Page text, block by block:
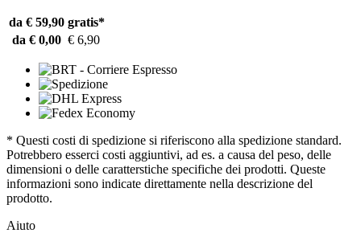
da € 59,90 gratis*
da € 0,00 € 6,90
* Questi costi di spedizione si riferiscono alla spedizione standard.
Potrebbero esserci costi aggiuntivi, ad es. a causa del peso, delle
dimensioni o delle caratterstiche specifiche dei prodotti. Queste
informazioni sono indicate direttamente nella descrizione del
prodotto.
Aiuto